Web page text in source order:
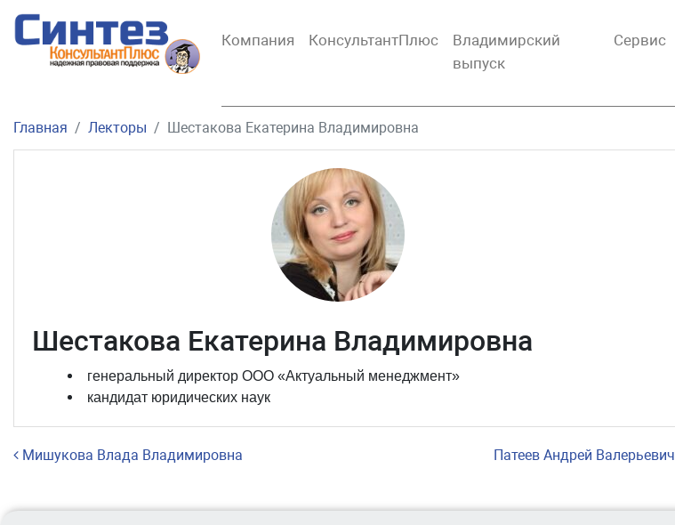
Компания КонсультантПлюс
Владимирский
выпуск
Сервис
Главная Лекторы Шестакова Екатерина Владимировна
Шестакова Екатерина Владимировна
генеральный директор ООО «Актуальный менеджмент»
кандидат юридических наук
Навигация по записям
Мишукова Влада Владимировна Патеев Андрей Валерьевич